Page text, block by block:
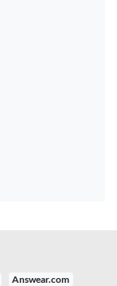
Answear.com